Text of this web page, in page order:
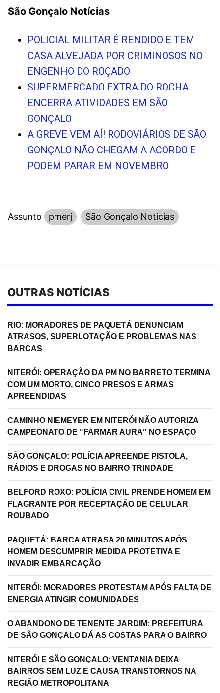
São Gonçalo Notícias
POLICIAL MILITAR É RENDIDO E TEM
CASA ALVEJADA POR CRIMINOSOS NO
ENGENHO DO ROÇADO
SUPERMERCADO EXTRA DO ROCHA
ENCERRA ATIVIDADES EM SÃO
GONÇALO
A GREVE VEM AÍ! RODOVIÁRIOS DE SÃO
GONÇALO NÃO CHEGAM A ACORDO E
PODEM PARAR EM NOVEMBRO
Assunto pmerj São Gonçalo Notícias
OUTRAS NOTÍCIAS
RIO: MORADORES DE PAQUETÁ DENUNCIAM
ATRASOS, SUPERLOTAÇÃO E PROBLEMAS NAS
BARCAS
NITERÓI: OPERAÇÃO DA PM NO BARRETO TERMINA
COM UM MORTO, CINCO PRESOS E ARMAS
APREENDIDAS
CAMINHO NIEMEYER EM NITERÓI NÃO AUTORIZA
CAMPEONATO DE "FARMAR AURA" NO ESPAÇO
SÃO GONÇALO: POLÍCIA APREENDE PISTOLA,
RÁDIOS E DROGAS NO BAIRRO TRINDADE
BELFORD ROXO: POLÍCIA CIVIL PRENDE HOMEM EM
FLAGRANTE POR RECEPTAÇÃO DE CELULAR
ROUBADO
PAQUETÁ: BARCA ATRASA 20 MINUTOS APÓS
HOMEM DESCUMPRIR MEDIDA PROTETIVA E
INVADIR EMBARCAÇÃO
NITERÓI: MORADORES PROTESTAM APÓS FALTA DE
ENERGIA ATINGIR COMUNIDADES
O ABANDONO DE TENENTE JARDIM: PREFEITURA
DE SÃO GONÇALO DÁ AS COSTAS PARA O BAIRRO
NITERÓI E SÃO GONÇALO: VENTANIA DEIXA
BAIRROS SEM LUZ E CAUSA TRANSTORNOS NA
REGIÃO METROPOLITANA